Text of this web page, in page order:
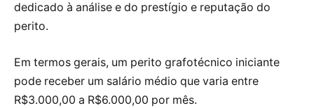
dedicado à análise e do prestígio e reputação do
perito.
Em termos gerais, um perito grafotécnico iniciante
pode receber um salário médio que varia entre
R$3.000,00 a R$6.000,00 por mês.